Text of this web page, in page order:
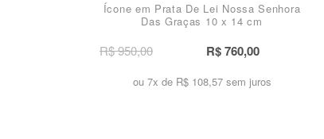
Ícone em Prata De Lei Nossa Senhora
Das Graças 10 x 14 cm
R$ 950,00 R$ 760,00
ou 7x de R$ 108,57 sem juros